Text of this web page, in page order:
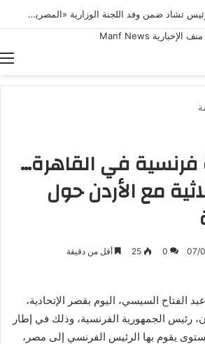
وزير الصحة يلتقي رئيس تشاد ضمن وفد اللجنة الوزارية «المصرية – التشادية» لبحث تعزيز التعاون الصحي
في القاهرة…
مع الأردن حول
07/
0
25 أقل من دقيقة
الفتاح السيسي، اليوم بقصر الإتحادية،
رئيس الجمهورية الفرنسية، وذلك في إطار
يقوم بها الرئيس الفرنسي إلى مصر،